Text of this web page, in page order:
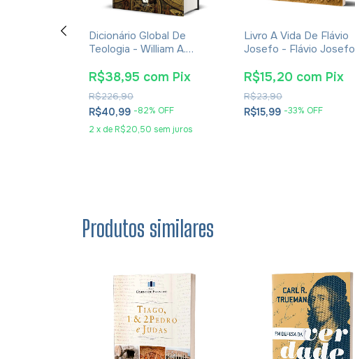
Dicionário Global De
Teologia - William A.
R$40,99 -82% OFF
2 x de R$20,50 sem juros
R$226,90
R$38,95 com Pix
Livro A Vida De Flávio
Josefo - Flávio Josefo
R$15,99 -33% OFF
R$23,90
R$15,20 com Pix
Produtos similares